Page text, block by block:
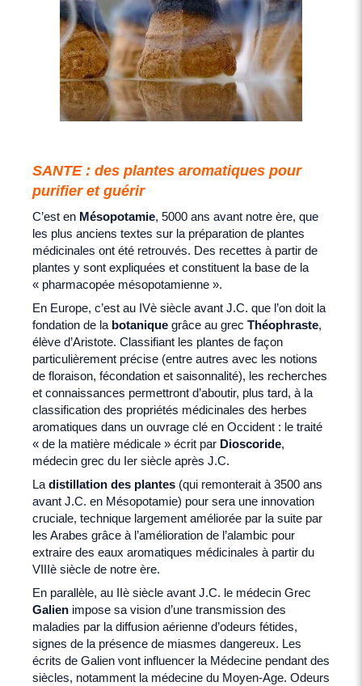
SANTE : des plantes aromatiques pour
purifier et guérir
C’est en Mésopotamie, 5000 ans avant notre ère, que
les plus anciens textes sur la préparation de plantes
médicinales ont été retrouvés. Des recettes à partir de
plantes y sont expliquées et constituent la base de la
« pharmacopée mésopotamienne ».
En Europe, c’est au IVè siècle avant J.C. que l’on doit la
fondation de la botanique grâce au grec Théophraste,
élève d’Aristote. Classifiant les plantes de façon
particulièrement précise (entre autres avec les notions
de floraison, fécondation et saisonnalité), les recherches
et connaissances permettront d’aboutir, plus tard, à la
classification des propriétés médicinales des herbes
aromatiques dans un ouvrage clé en Occident : le traité
« de la matière médicale » écrit par Dioscoride,
médecin grec du Ier siècle après J.C.
La distillation des plantes (qui remonterait à 3500 ans
avant J.C. en Mésopotamie) pour sera une innovation
cruciale, technique largement améliorée par la suite par
les Arabes grâce à l’amélioration de l’alambic pour
extraire des eaux aromatiques médicinales à partir du
VIIIè siècle de notre ère.
En parallèle, au IIè siècle avant J.C. le médecin Grec
Galien impose sa vision d’une transmission des
maladies par la diffusion aérienne d’odeurs fétides,
signes de la présence de miasmes dangereux. Les
écrits de Galien vont influencer la Médecine pendant des
siècles, notamment la médecine du Moyen-Age. Odeurs